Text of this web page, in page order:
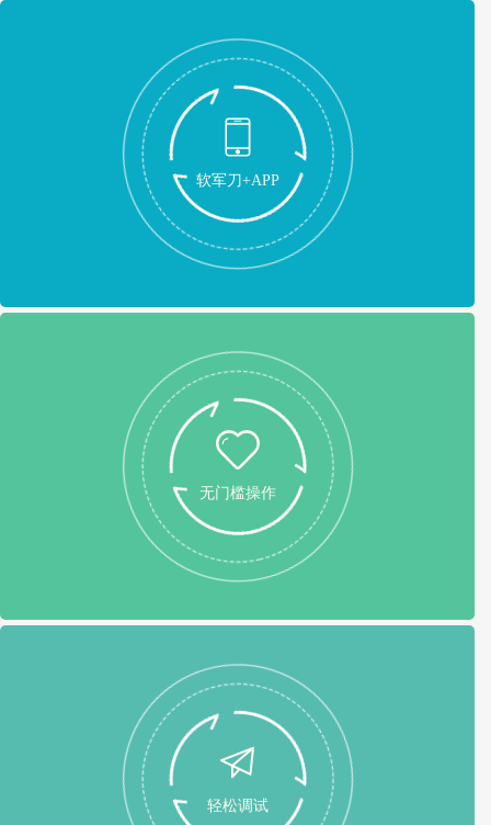
软军刀+APP
无门槛操作
轻松调试